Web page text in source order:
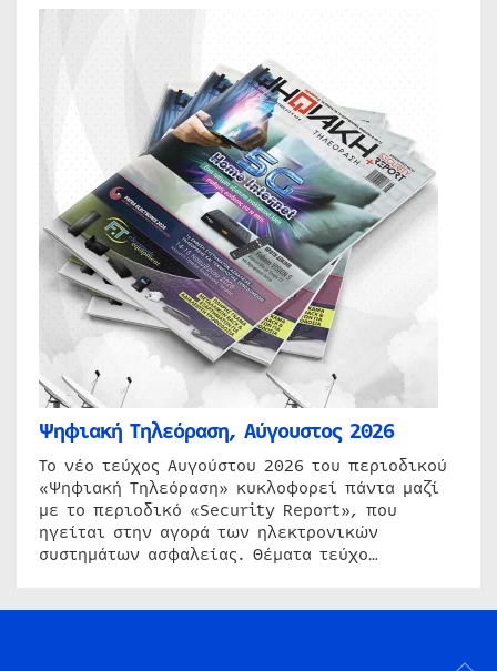
Ψηφιακή Τηλεόραση, Αύγουστος 2026
Το νέο τεύχος Αυγούστου 2026 του περιοδικού
«Ψηφιακή Τηλεόραση» κυκλοφορεί πάντα μαζί
με το περιοδικό «Security Report», που
ηγείται στην αγορά των ηλεκτρονικών
συστημάτων ασφαλείας. Θέματα τεύχο…